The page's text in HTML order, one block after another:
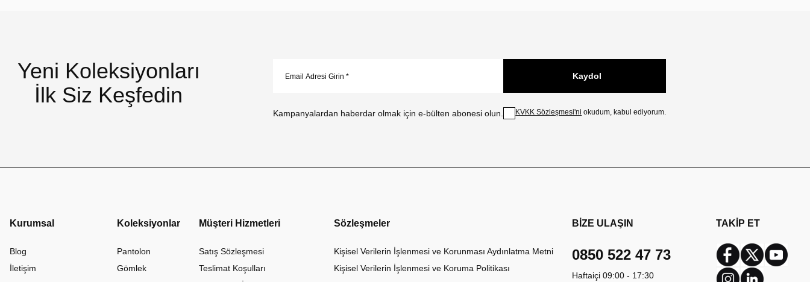
Yeni Koleksiyonları
İlk Siz Keşfedin
Kampanyalardan haberdar olmak için e-bülten abonesi olun.
Kaydol
KVKK Sözleşmesi'ni okudum, kabul ediyorum.
Kurumsal
Blog
İletişim
Koleksiyonlar
Pantolon
Gömlek
Müşteri Hizmetleri
Satış Sözleşmesi
Teslimat Koşulları
Sözleşmeler
Kişisel Verilerin İşlenmesi ve Korunması Aydınlatma Metni
Kişisel Verilerin İşlenmesi ve Koruma Politikası
BİZE ULAŞIN
0850 522 47 73
Haftaiçi 09:00 - 17:30
TAKİP ET
Facebook
Twitter